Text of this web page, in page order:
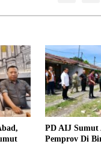
PD AIJ Sumut
Pemprov Di